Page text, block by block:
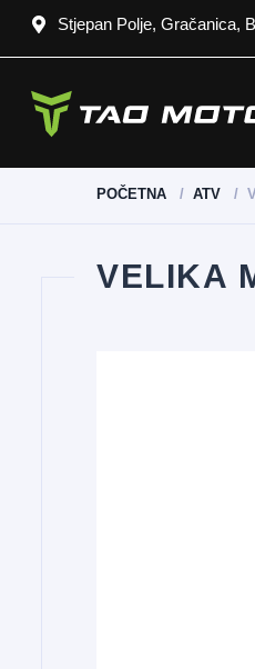
Stjepan Polje, Gračanica,
POČETNA ATV
VELIKA